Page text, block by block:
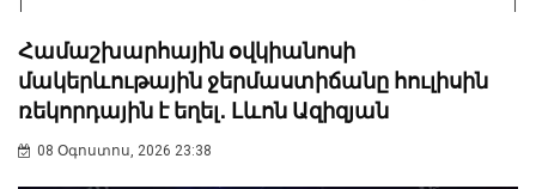
Համաշխարհային օվկիանոսի
մակերևութային ջերմաստիճանը հուլիսին
ռեկորդային է եղել․ Լևոն Ազիզյան
08 Օգոստոս, 2026 23:38